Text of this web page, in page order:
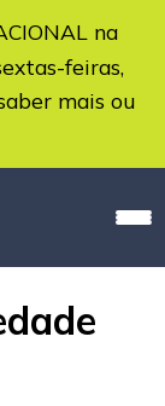
na
feiras,
mais ou